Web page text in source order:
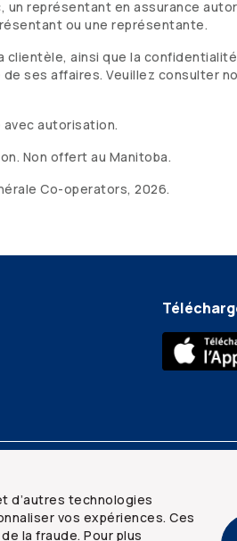
un représentant en assurance
ou une représentante.
clientèle, ainsi que la
ses affaires. Veuillez consulter
autorisation.
Non offert au Manitoba.
Co-operators, 2026.
d’autres technologies
vos expériences. Ces
la fraude. Pour plus